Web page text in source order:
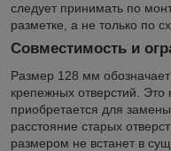
следует принимать по
разметке, а не только по
Совместимость и
Размер 128 мм
крепежных отверстий.
приобретается для
расстояние старых
размером не встанет в